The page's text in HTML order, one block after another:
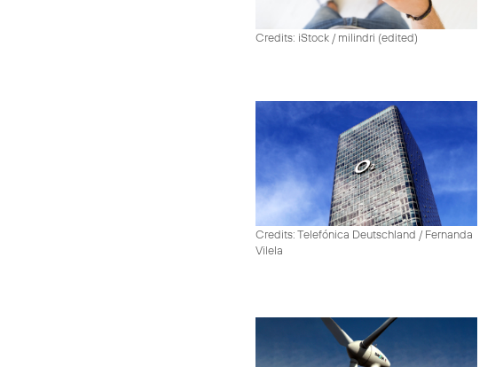
Credits: iStock / milindri (edited)
Credits: Telefónica Deutschland / Fernanda
Vilela